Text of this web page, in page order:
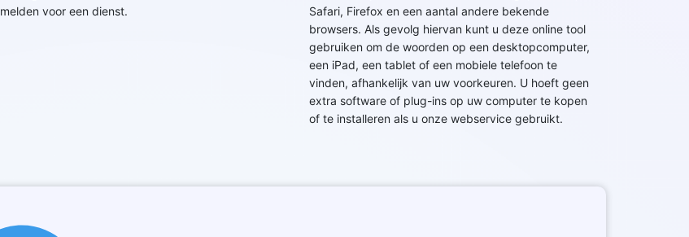
melden voor een dienst.
Safari, Firefox en een aantal andere bekende
browsers. Als gevolg hiervan kunt u deze online tool
gebruiken om de woorden op een desktopcomputer,
een iPad, een tablet of een mobiele telefoon te
vinden, afhankelijk van uw voorkeuren. U hoeft geen
extra software of plug-ins op uw computer te kopen
of te installeren als u onze webservice gebruikt.